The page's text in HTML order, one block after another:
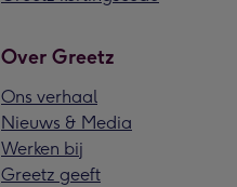
Over Greetz
Ons verhaal
Nieuws & Media
Werken bij
Greetz geeft